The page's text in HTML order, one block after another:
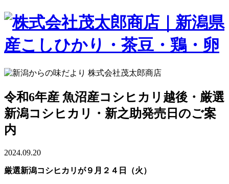
令和6年産 魚沼産コシヒカリ越後・厳選
新潟コシヒカリ・新之助発売日のご案
内
2024.09.20
厳選新潟コシヒカリが９月２４日（火）